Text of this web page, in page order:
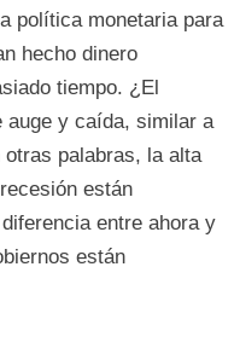
política monetaria para
hecho dinero
tiempo. ¿El
auge y caída, similar a
palabras, la alta
están
entre ahora y
están